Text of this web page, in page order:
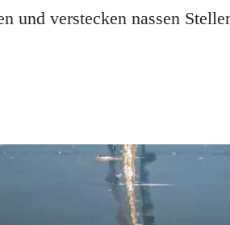
und verstecken nassen